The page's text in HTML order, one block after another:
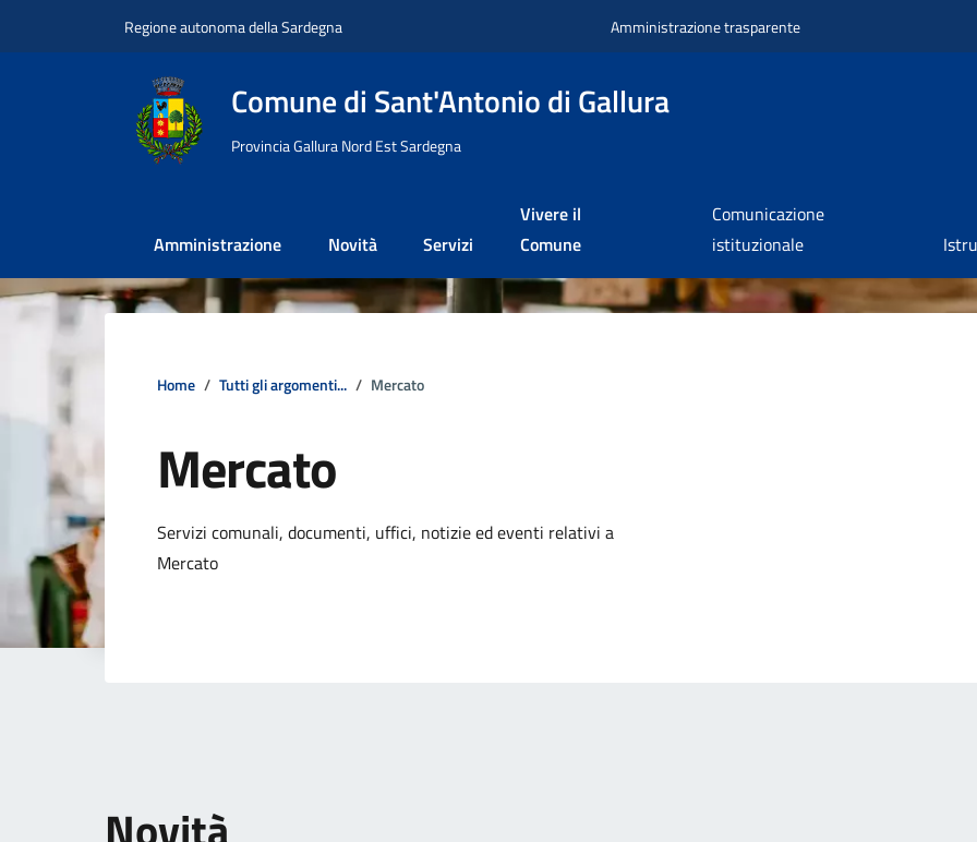
Regione autonoma della Sardegna Amministrazione trasparente
Comune di Sant'Antonio di Gallura
Provincia Gallura Nord Est Sardegna
Amministrazione Novità Servizi
Vivere il
Comune
Comunicazione
istituzionale
Home Tutti gli argomenti... Mercato
Mercato
Dettagli della notizia
Servizi comunali, documenti, uffici, notizie ed eventi relativi a
Mercato